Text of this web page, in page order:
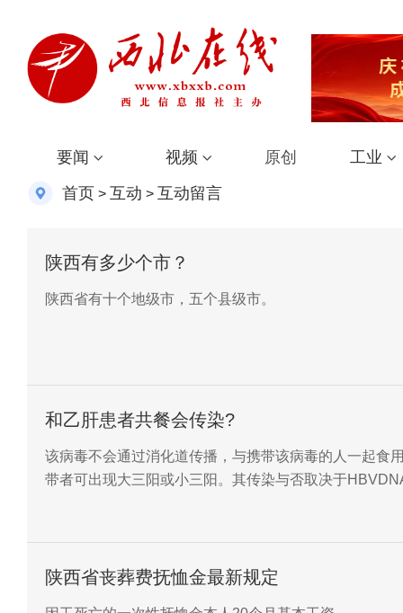
要闻 视频 原创 工业
首页 > 互动 > 互动留言
陕西有多少个市？
陕西省有十个地级市，五个县级市。
和乙肝患者共餐会传染?
该病毒不会通过消化道传播，与携带该病毒的人一起食
带者可出现大三阳或小三阳。其传染与否取决于
陕西省丧葬费抚恤金最新规定